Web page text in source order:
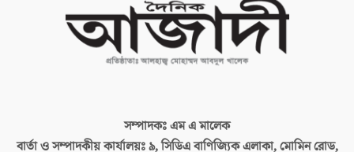
সম্পাদকঃএম এ মালেক
বার্তা ও সম্পাদকীয় কার্যালয়ঃ৯, সিডিএ বাণিজ্যিক এলাকা, মোমিন রোড,